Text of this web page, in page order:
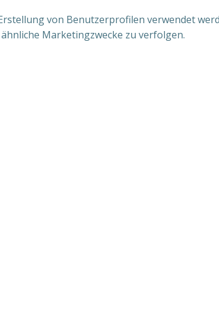
von Benutzerprofilen verwendet
Marketingzwecke zu verfolgen.